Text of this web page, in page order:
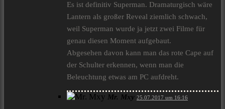
Es ist definitiv Superman. Dramaturgisch wäre
Lantern als großer Reveal ziemlich schwach,
weil Superman wurde ja jetzt zwei Filme für
genau diesen Moment aufgebaut.
Abgesehen davon kann man das rote Cape auf
der Schulter erkennen, wenn man die
Beleuchtung etwas am PC aufdreht.
Mr. Mxy 25.07.2017 um 16:16